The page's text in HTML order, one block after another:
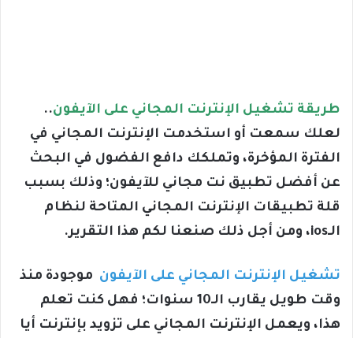
طريقة تشغيل الإنترنت المجاني على الآيفون..
لعلك سمعت أو استخدمت الإنترنت المجاني في
الفترة المؤخرة، وتملكك دافع الفضول في البحث
عن أفضل تطبيق نت مجاني للآيفون؛ وذلك بسبب
قلة تطبيقات الإنترنت المجاني المتاحة لنظام
الـios، ومن أجل ذلك صنعنا لكم هذا التقرير.
تشغيل الإنترنت المجاني على الآيفون موجودة منذ
وقت طويل يقارب الـ10 سنوات؛ فهل كنت تعلم
هذا، ويعمل الإنترنت المجاني على تزويد بإنترنت أيا